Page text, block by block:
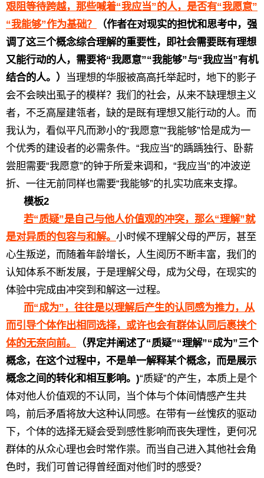
艰阻等待跨越，那些喊着“我应当”的人，是否有“我愿意”
“我能够”作为基础？
（作者在对现实的担忧和思考中，强
调了这三个概念综合理解的重要性，即社会需要既有理想
又能行动的人，需要将“我愿意”“我能够”与“我应当”有机
结合的人。） 当理想的华服被高高托举起时，地下的影子
会不会映出虱子的模样？我们的社会，从来不缺理想主义
者，不乏高屋建瓴者，缺的是既有理想又能行动的人。而
我认为，看似平凡而渺小的“我愿意”“我能够”恰是成为一
个优秀的建设者的必需条件。“我应当”的踽踽独行、卧薪
尝胆需要“我愿意”的钟于所爱来调和，“我应当”的冲波逆
折、一往无前同样也需要“我能够”的扎实功底来支撑。
模板2
若“质疑”是自己与他人价值观的冲突，那么“理解”就
是对异质的包容与和解。 小时候不理解父母的严厉，甚至
心生叛逆，而随着年龄增长，人生阅历不断丰富，我们的
认知体系不断发展，于是理解父母，成为父母，在现实的
体验中完成由冲突到和解这一过程。
而“成为”，往往是以理解后产生的认同感为推力，从
而引导个体作出相同选择，或许也会有群体认同后裹挟个
体的无奈向前。
（界定并阐述了“质疑”“理解”“成为”三个
概念，在这个过程中，不是单一解释某个概念，而是展示
概念之间的转化和相互影响。)“质疑”的产生，本质上是个
体对他人价值观的不认同，当个体与个体间情感产生共
鸣，前后矛盾将放大这种认同感。在带有一丝愧疚的驱动
下，个体的选择无疑会受到感性影响而丧失理性，更何况
群体的从众心理也会时常作祟。而当自己进入其他社会角
色时，我们可曾记得曾经面对他们时的感受？